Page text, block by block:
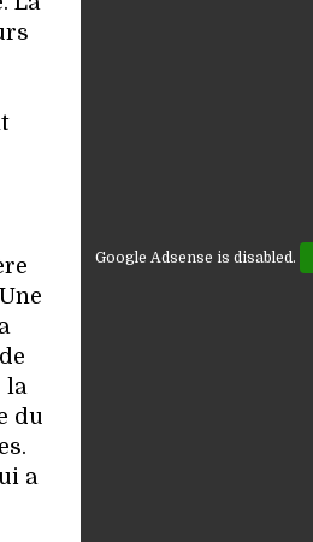
la
du
a
Google Adsense is disabled.